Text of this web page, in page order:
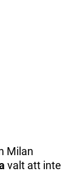
Milan
valt att inte